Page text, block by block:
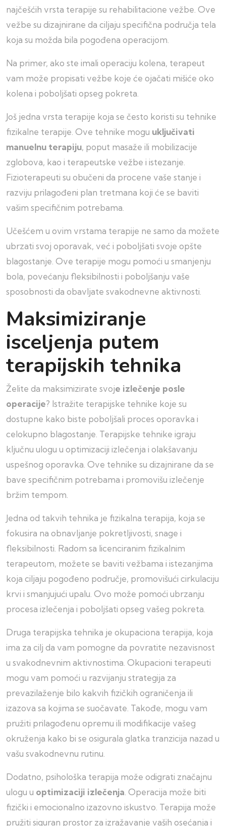
najčešćih vrsta terapije su rehabilitacione vežbe. Ove
vežbe su dizajnirane da ciljaju specifična područja tela
koja su možda bila pogođena operacijom.
Na primer, ako ste imali operaciju kolena, terapeut
vam može propisati vežbe koje će ojačati mišiće oko
kolena i poboljšati opseg pokreta.
Još jedna vrsta terapije koja se često koristi su tehnike
fizikalne terapije. Ove tehnike mogu uključivati
manuelnu terapiju, poput masaže ili mobilizacije
zglobova, kao i terapeutske vežbe i istezanje.
Fizioterapeuti su obučeni da procene vaše stanje i
razviju prilagođeni plan tretmana koji će se baviti
vašim specifičnim potrebama.
Učešćem u ovim vrstama terapije ne samo da možete
ubrzati svoj oporavak, već i poboljšati svoje opšte
blagostanje. Ove terapije mogu pomoći u smanjenju
bola, povećanju fleksibilnosti i poboljšanju vaše
sposobnosti da obavljate svakodnevne aktivnosti.
Maksimiziranje
isceljenja putem
terapijskih tehnika
Želite da maksimizirate svoje izlečenje posle
operacije? Istražite terapijske tehnike koje su
dostupne kako biste poboljšali proces oporavka i
celokupno blagostanje. Terapijske tehnike igraju
ključnu ulogu u optimizaciji izlečenja i olakšavanju
uspešnog oporavka. Ove tehnike su dizajnirane da se
bave specifičnim potrebama i promovišu izlečenje
bržim tempom.
Jedna od takvih tehnika je fizikalna terapija, koja se
fokusira na obnavljanje pokretljivosti, snage i
fleksibilnosti. Radom sa licenciranim fizikalnim
terapeutom, možete se baviti vežbama i istezanjima
koja ciljaju pogođeno područje, promovišući cirkulaciju
krvi i smanjujući upalu. Ovo može pomoći ubrzanju
procesa izlečenja i poboljšati opseg vašeg pokreta.
Druga terapijska tehnika je okupaciona terapija, koja
ima za cilj da vam pomogne da povratite nezavisnost
u svakodnevnim aktivnostima. Okupacioni terapeuti
mogu vam pomoći u razvijanju strategija za
prevazilaženje bilo kakvih fizičkih ograničenja ili
izazova sa kojima se suočavate. Takođe, mogu vam
pružiti prilagođenu opremu ili modifikacije vašeg
okruženja kako bi se osigurala glatka tranzicija nazad u
vašu svakodnevnu rutinu.
Dodatno, psihološka terapija može odigrati značajnu
ulogu u optimizaciji izlečenja . Operacija može biti
fizički i emocionalno izazovno iskustvo. Terapija može
pružiti siguran prostor za izražavanje vaših osećanja i